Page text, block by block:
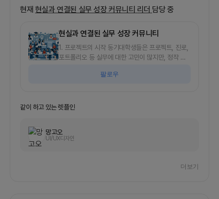
현재 현실과 연결된 실무 성장 커뮤니티 리더 담당 중
현실과 연결된 실무 성장 커뮤니티
1. 프로젝트의 시작 동기대학생들은 프로젝트, 진로,
포트폴리오 등 실무에 대한 고민이 많지만, 정작 현
다.단순 Q&amp;A나 잡담이 아닌, 실무 기반 커뮤
·팀프로젝트·포트폴리오 피드백이 가능한 커뮤니티
음과 같은 대상을 타겟으로 합니다.진로/기술/실무
디자이너, 기획자, 개발자2. 회의 진행/모임 방식 •
팔로우
같이 하고 있는 렛플인
망고오
UI/UX디자인
더보기